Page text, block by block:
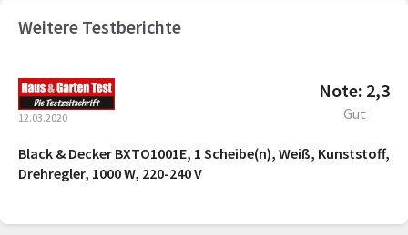
Weitere Testberichte
12.03.2020
Note: 2,3
Gut
Black & Decker BXTO1001E, 1 Scheibe(n), Weiß, Kunststoff,
Drehregler, 1000 W, 220-240 V